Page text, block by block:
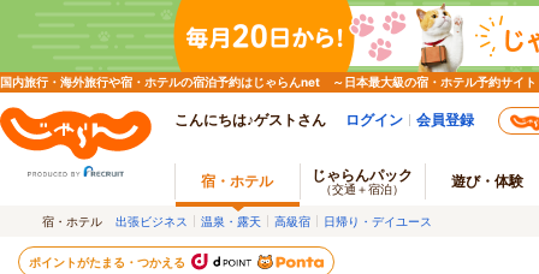
国内旅行・海外旅行や宿・ホテルの宿泊予約はじゃらんnet ～日本最大級の宿・ホテル予約サイト
こんにちは♪ゲストさん ログイン 会員登録
宿・ホテル じゃらんパック
（交通＋宿泊） 遊び・体験
宿・ホテル 出張ビジネス 温泉・露天 高級宿 日帰り・デイユース
ポイントがたまる・つかえる